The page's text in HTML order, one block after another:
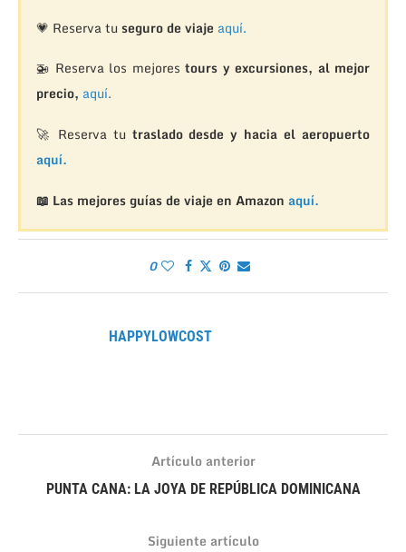
💗 Reserva tu seguro de viaje aquí.
🚁 Reserva los mejorestours y excursiones, al mejor
precio, aquí.
🚀 Reserva tu traslado desde y hacia el aeropuerto
aquí.
📖 Las mejores guías de viaje en Amazon aquí.
0
HAPPYLOWCOST
Artículo anterior
PUNTA CANA: LA JOYA DE REPÚBLICA DOMINICANA
Siguiente artículo